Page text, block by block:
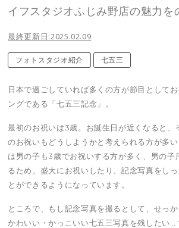
イフスタジオふじみ野店の魅力を
最終更新日:2025.02.09
フォトスタジオ紹介 七五三
日本で過ごしていれば多くの方が節目として
ングである「七五三記念」。
最初のお祝いは3歳。お誕生日が近くなると、
のお祝いもどうしようかと考えられる方が多
は男の子も3歳でお祝いする方が多く、男の子
るため、盛大にお祝いしたり、記念写真をし
とができるようになっています。
ところで、もし記念写真を撮るとして、せっか
かわいい・かっこいい七五三写真を残したい…